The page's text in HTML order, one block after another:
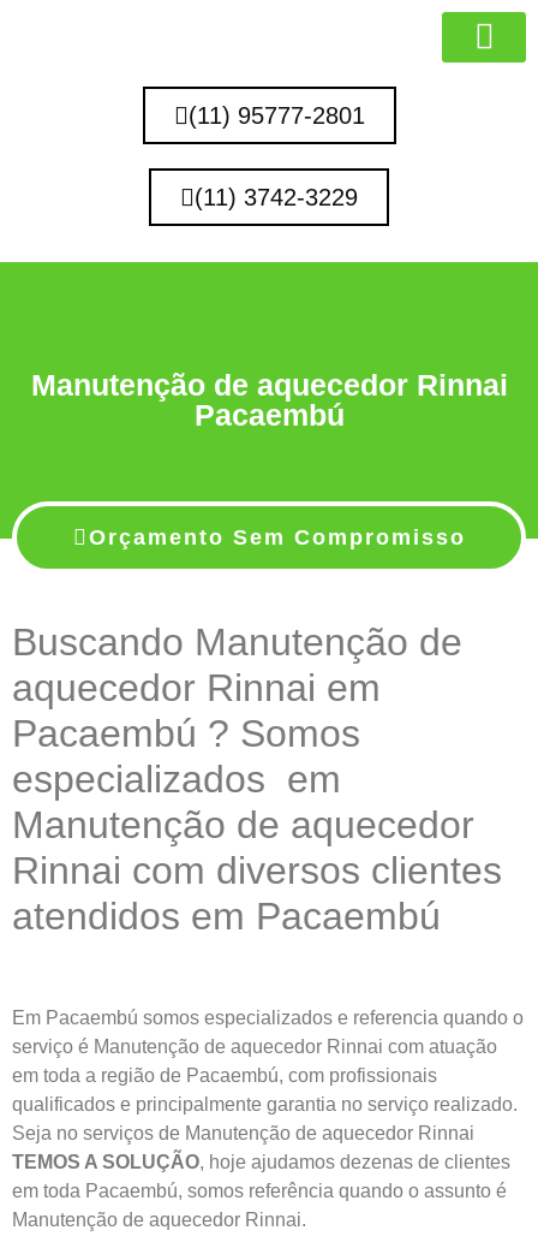
(11) 95777-2801
(11) 3742-3229
Manutenção de aquecedor Rinnai
Pacaembú
Orçamento Sem Compromisso
Buscando Manutenção de
aquecedor Rinnai em
Pacaembú ? Somos
especializados em
Manutenção de aquecedor
Rinnai com diversos clientes
atendidos em Pacaembú
Em Pacaembú somos especializados e referencia quando o
serviço é Manutenção de aquecedor Rinnai com atuação
em toda a região de Pacaembú, com profissionais
qualificados e principalmente garantia no serviço realizado.
Seja no serviços de Manutenção de aquecedor Rinnai
TEMOS A SOLUÇÃO, hoje ajudamos dezenas de clientes
em toda Pacaembú, somos referência quando o assunto é
Manutenção de aquecedor Rinnai.